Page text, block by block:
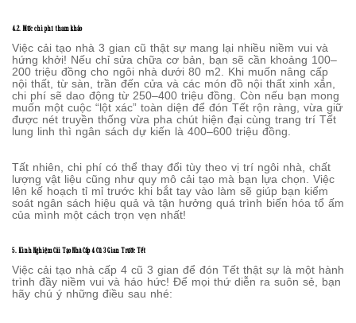
4.2. Mức chi phí tham khảo
Việc cải tạo nhà 3 gian cũ thật sự mang lại nhiều niềm vui và
hứng khởi! Nếu chỉ sửa chữa cơ bản, bạn sẽ cần khoảng 100–
200 triệu đồng cho ngôi nhà dưới 80 m2. Khi muốn nâng cấp
nội thất, từ sàn, trần đến cửa và các món đồ nội thất xinh xắn,
chi phí sẽ dao động từ 250–400 triệu đồng. Còn nếu bạn mong
muốn một cuộc “lột xác” toàn diện để đón Tết rộn ràng, vừa giữ
được nét truyền thống vừa pha chút hiện đại cùng trang trí Tết
lung linh thì ngân sách dự kiến là 400–600 triệu đồng.
Tất nhiên, chi phí có thể thay đổi tùy theo vị trí ngôi nhà, chất
lượng vật liệu cũng như quy mô cải tạo mà bạn lựa chọn. Việc
lên kế hoạch tỉ mỉ trước khi bắt tay vào làm sẽ giúp bạn kiểm
soát ngân sách hiệu quả và tận hưởng quá trình biến hóa tổ ấm
của mình một cách trọn vẹn nhất!
5. Kinh Nghiệm Cải Tạo Nhà Cấp 4 Cũ 3 Gian Trước Tết
Việc cải tạo nhà cấp 4 cũ 3 gian để đón Tết thật sự là một hành
trình đầy niềm vui và háo hức! Để mọi thứ diễn ra suôn sẻ, bạn
hãy chú ý những điều sau nhé: